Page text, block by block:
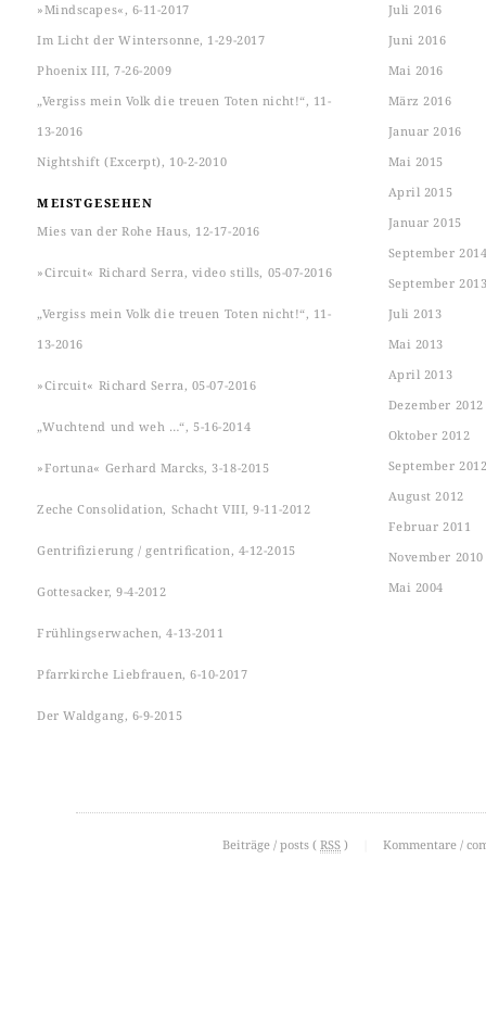
»Mindscapes«, 6-11-2017
Im Licht der Wintersonne, 1-29-2017
Phoenix III, 7-26-2009
„Vergiss mein Volk die treuen Toten nicht!“, 11-
13-2016
Nightshift (Excerpt), 10-2-2010
MEISTGESEHEN
Mies van der Rohe Haus, 12-17-2016
»Circuit« Richard Serra, video stills, 05-07-2016
„Vergiss mein Volk die treuen Toten nicht!“, 11-
13-2016
»Circuit« Richard Serra, 05-07-2016
„Wuchtend und weh …“, 5-16-2014
»Fortuna« Gerhard Marcks, 3-18-2015
Zeche Consolidation, Schacht VIII, 9-11-2012
Gentrifizierung / gentrification, 4-12-2015
Gottesacker, 9-4-2012
Frühlingserwachen, 4-13-2011
Pfarrkirche Liebfrauen, 6-10-2017
Der Waldgang, 6-9-2015
Juli 2016
Juni 2016
Mai 2016
März 2016
Januar 2016
Mai 2015
April 2015
Januar 2015
September
September
Juli 2013
Mai 2013
April 2013
Dezember 2012
Oktober 2012
September
August 2012
Februar 2011
November 2010
Mai 2004
Beiträge / posts ( RSS ) Kommentare /